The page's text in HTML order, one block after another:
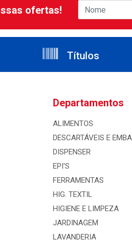
ofertas!
Títulos
Departamentos
ALIMENTOS
DESCARTÁVEIS E
DISPENSER
EPI'S
FERRAMENTAS
HIG. TEXTIL
HIGIENE E LIMPEZA
JARDINAGEM
LAVANDERIA